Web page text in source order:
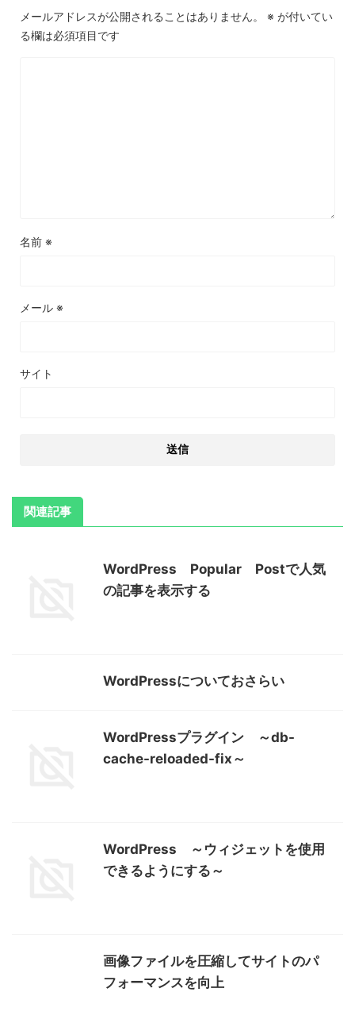
メールアドレスが公開されることはありません。 ※ が付いてい
る欄は必須項目です
名前 ※
メール ※
サイト
関連記事
WordPress Popular Postで人気
の記事を表示する
WordPressについておさらい
WordPressプラグイン ～db-
cache-reloaded-fix～
WordPress ～ウィジェットを使用
できるようにする～
画像ファイルを圧縮してサイトのパ
フォーマンスを向上